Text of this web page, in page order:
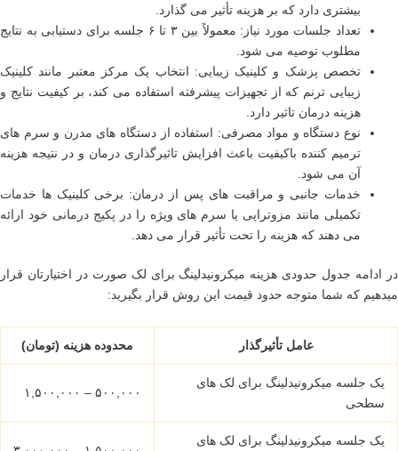
بیشتری دارد که بر هزینه تأثیر می گذارد.
تعداد جلسات مورد نیاز: معمولاً بین ۳ تا ۶ جلسه برای دستیابی به نتایج
مطلوب توصیه می شود.
تخصص پزشک و کلینیک زیبایی: انتخاب یک مرکز معتبر مانند کلینیک
زیبایی ترنم که از تجهیزات پیشرفته استفاده می کند، بر کیفیت نتایج و
هزینه درمان تاثیر دارد.
نوع دستگاه و مواد مصرفی: استفاده از دستگاه های مدرن و سرم های
ترمیم کننده باکیفیت باعث افزایش تاثیرگذاری درمان و در نتیجه هزینه
آن می شود.
خدمات جانبی و مراقبت های پس از درمان: برخی کلینیک ها خدمات
تکمیلی مانند مزوتراپی یا سرم های ویژه را در پکیج درمانی خود ارائه
می دهند که هزینه را تحت تأثیر قرار می دهد.
در ادامه جدول حدودی هزینه میکرونیدلینگ برای لک صورت در اختیارتان قرار
میدهیم که شما متوجه حدود قیمت این روش قرار بگیرید:
عامل تأثیرگذار محدوده هزینه (تومان)
یک جلسه میکرونیدلینگ برای لک های
سطحی
۵۰۰,۰۰۰ – ۱,۵۰۰,۰۰۰
یک جلسه میکرونیدلینگ برای لک های